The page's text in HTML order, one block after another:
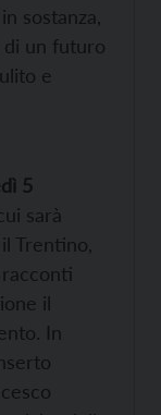
sostanza,
di un futuro
e
5
sarà
Trentino,
il
In